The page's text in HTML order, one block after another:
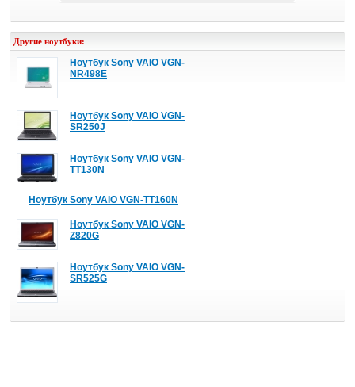
Другие ноутбуки:
Ноутбук Sony VAIO VGN-
NR498E
Ноутбук Sony VAIO VGN-
SR250J
Ноутбук Sony VAIO VGN-
TT130N
Ноутбук Sony VAIO VGN-TT160N
Ноутбук Sony VAIO VGN-
Z820G
Ноутбук Sony VAIO VGN-
SR525G